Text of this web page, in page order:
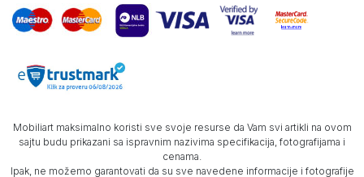
Mobiliart maksimalno koristi sve svoje resurse da Vam svi artikli na ovom
sajtu budu prikazani sa ispravnim nazivima specifikacija, fotografijama i
cenama.
Ipak, ne možemo garantovati da su sve navedene informacije i fotografije